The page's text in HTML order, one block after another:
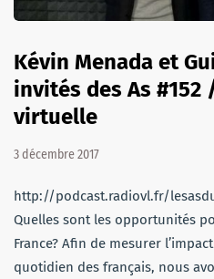
Kévin Menada et
invités des As #152
virtuelle
3 décembre 2017
http://podcast.radiovl.fr/
Quelles sont les opportunités
France? Afin de mesurer
quotidien des français, nous